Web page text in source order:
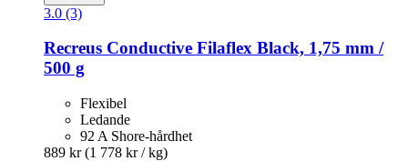
3.0 (3)
Recreus Conductive Filaflex Black, 1,75 mm /
500 g
Flexibel
Ledande
92 A Shore-hårdhet
889 kr (1 778 kr / kg)